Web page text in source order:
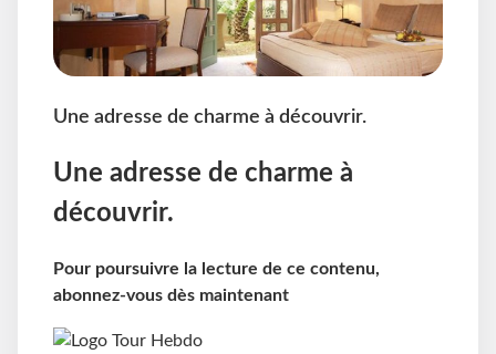
Une adresse de charme à découvrir.
Une adresse de charme à
découvrir.
Pour poursuivre la lecture de ce contenu,
abonnez-vous dès maintenant